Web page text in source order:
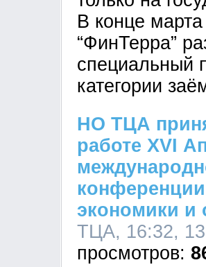
В конце
“ФинТерра”
специальный
категории
НО ТЦА
работе XVI
экономики и
ТЦА, 16:32,